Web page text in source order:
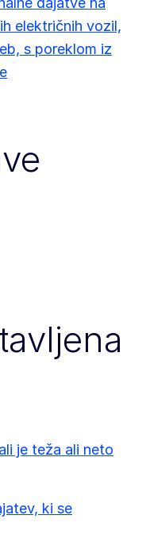
električnih vozil,
s poreklom iz
je teža ali neto
ki se